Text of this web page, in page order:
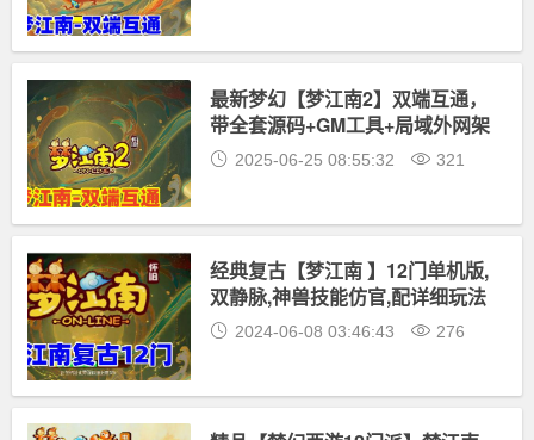
最新梦幻【梦江南2】双端互通，
带全套源码+GM工具+局域外网架
设教程
2025-06-25 08:55:32 321
经典复古【梦江南 】12门单机版,
双静脉,神兽技能仿官,配详细玩法
攻略+GM视频教程
2024-06-08 03:46:43 276